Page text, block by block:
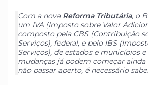
Com a nova Reforma Tributária, o
um IVA (Imposto sobre Valor
composto pela CBS (Contribuição
Serviços), federal, e pelo IBS
Serviços), de estados e municípios e
mudanças já podem começar ainda
não passar aperto, é necessário